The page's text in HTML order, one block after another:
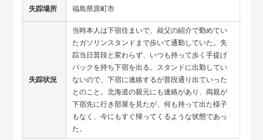
失踪場所 福島県原町市
失踪状況
当時本人は下宿住まいで、叔父の紹介で勤めてい
たガソリンスタンドまで歩いて通勤していた。失
踪当日普段と変わらず、いつも持って歩く手提げ
バックを持ち下宿を出る。スタンドに出勤してい
ないので、下宿に連絡するが普段通り出ていった
とのこと。北海道の親元にも連絡があり、両親が
下宿先に行き部屋を見たが、何も持って出た様子
もなく、今にもすぐ帰ってくるような状態であっ
た。